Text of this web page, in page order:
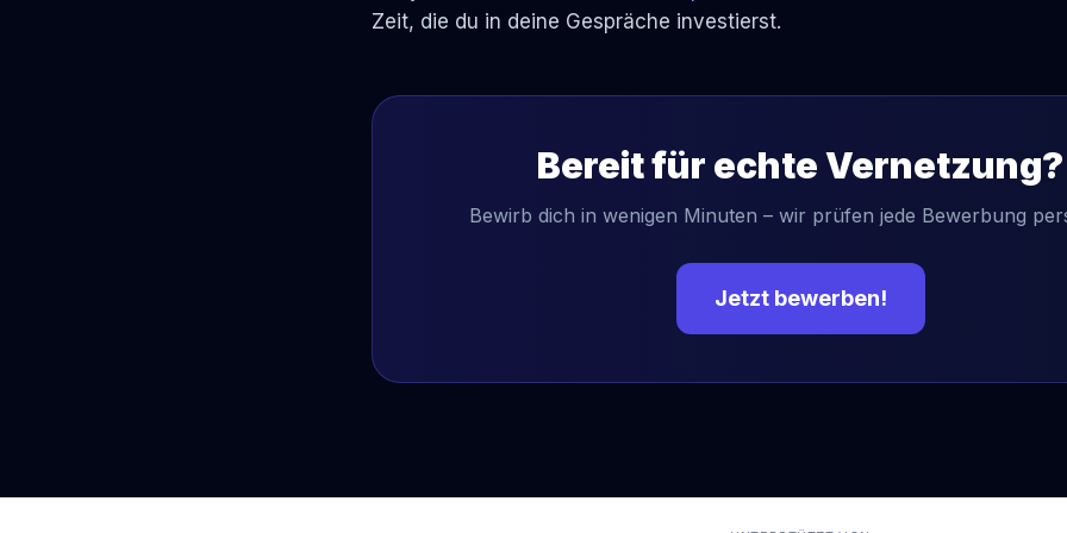
Zeit, die du in deine Gespräche investierst.
Bereit für echte Vernetzung?
Bewirb dich in wenigen Minuten – wir prüfen jede Bewerbung
Jetzt bewerben!